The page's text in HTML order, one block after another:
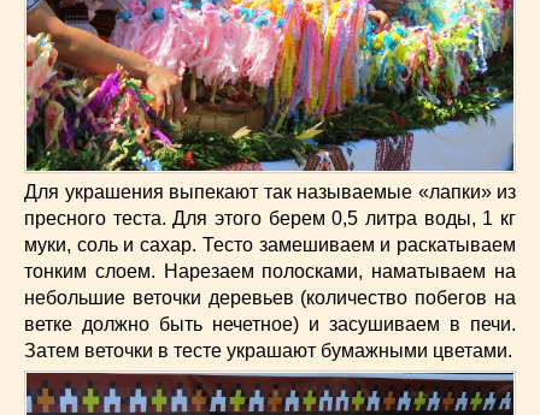
Для украшения выпекают так называемые «лапки» из
пресного теста. Для этого берем 0,5 литра воды, 1 кг
муки, соль и сахар. Тесто замешиваем и раскатываем
тонким слоем. Нарезаем полосками, наматываем на
небольшие веточки деревьев (количество побегов на
ветке должно быть нечетное) и засушиваем в печи.
Затем веточки в тесте украшают бумажными цветами.